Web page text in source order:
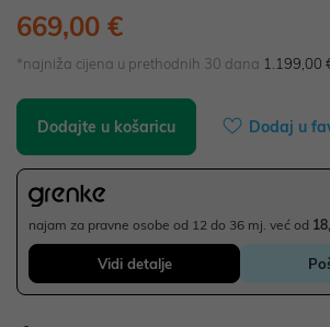
669,00 €
*najniža cijena u prethodnih 30 dana 1.199,00
Dodajte u košaricu Dodaj u
najam za pravne osobe od 12 do 36 mj. već od
Vidi detalje